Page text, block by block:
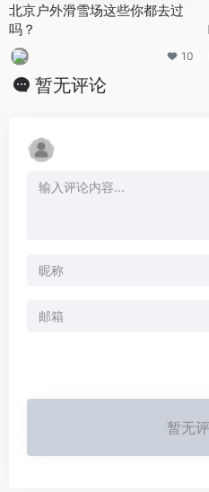
北京户外滑雪场这些你都去过
吗？
10
暂无评论
暂无